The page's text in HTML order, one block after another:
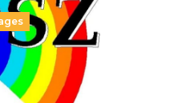
pour
aussi !